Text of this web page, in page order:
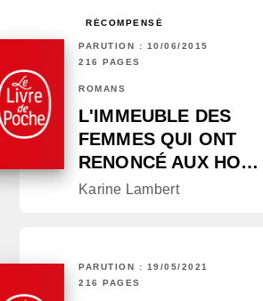
RÉCOMPENSÉ
PARUTION : 10/06/2015
216 PAGES
ROMANS
L'IMMEUBLE DES
FEMMES QUI ONT
RENONCÉ AUX HO…
Karine Lambert
PARUTION : 19/05/2021
216 PAGES